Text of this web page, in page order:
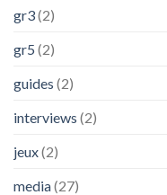
gr3(2)
gr5 (2)
guides (2)
interviews (2)
jeux(2)
media(27)